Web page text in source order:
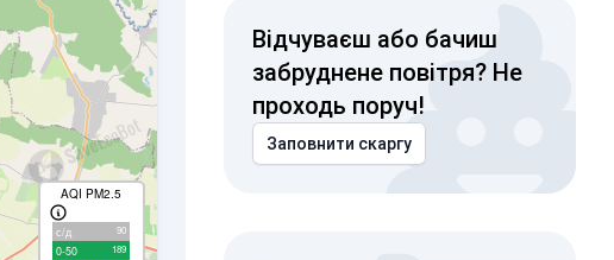
AQI PM2.5
с/д 90
0-50 189
Відчуваєш або бачиш
забруднене повітря? Не
проходь поруч!
Заповнити скаргу